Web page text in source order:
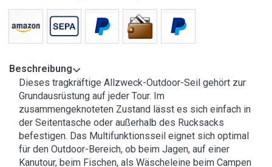
Beschreibung
Dieses tragkräftige Allzweck-Outdoor-Seil gehört zur
Grundausrüstung auf jeder Tour. Im
zusammengeknoteten Zustand lässt es sich einfach in
der Seitentasche oder außerhalb des Rucksacks
befestigen. Das Multifunktionsseil eignet sich optimal
für den Outdoor-Bereich, ob beim Jagen, auf einer
Kanutour, beim Fischen, als Wäscheleine beim Campen